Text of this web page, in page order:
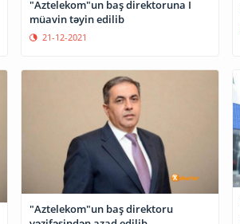
"Aztelekom"un baş direktoruna I
müavin təyin edilib
21-12-2021
"Aztelekom"un baş direktoru